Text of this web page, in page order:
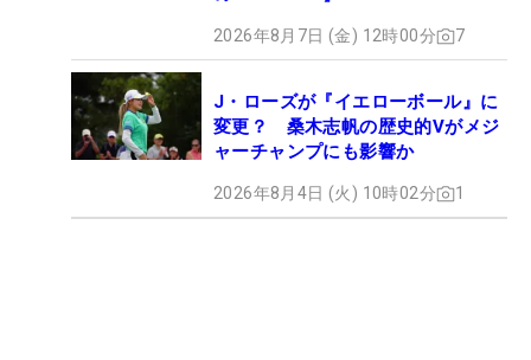
2026年8月7日 (金) 12時00分 7
J・ローズが『イエローボール』に
変更？ 桑木志帆の歴史的Vがメジ
ャーチャンプにも影響か
2026年8月4日 (火) 10時02分 1